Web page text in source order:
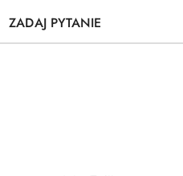
ZADAJ PYTANIE